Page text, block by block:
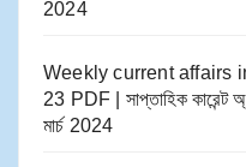
2024
Weekly current affairs
23 PDF | সাপ্তাহিক কারেন্ট
মার্চ 2024